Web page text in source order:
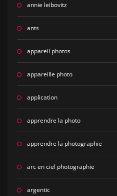
annie leibovitz
ants
appareil photos
appareille photo
application
apprendre la photo
apprendre la photographie
arc en ciel photographie
argentic